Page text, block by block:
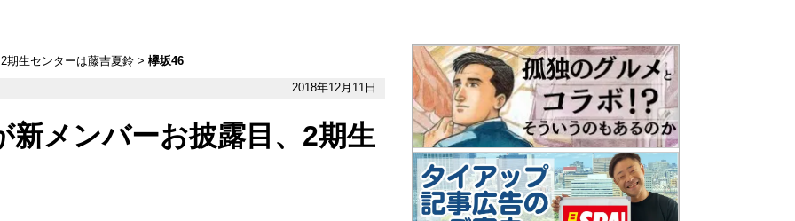
期生センターは藤吉夏鈴
欅坂46
2018年12月11日
新メンバーお披露目、2期生